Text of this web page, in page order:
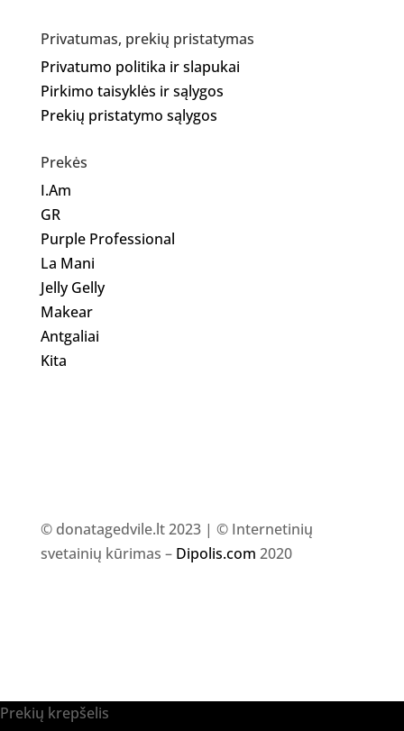
Privatumas, prekių pristatymas
Privatumo politika ir slapukai
Pirkimo taisyklės ir sąlygos
Prekių pristatymo sąlygos
Prekės
I.Am
GR
Purple Professional
La Mani
Jelly Gelly
Makear
Antgaliai
Kita
© donatagedvile.lt 2023 | © Internetinių
svetainių kūrimas – Dipolis.com 2020
Prekių krepšelis